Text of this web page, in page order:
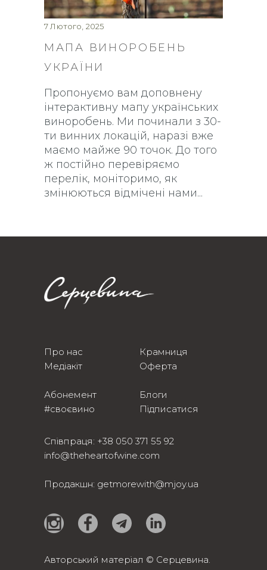
7 Лютого, 2025
МАПА ВИНОРОБЕНЬ
УКРАЇНИ
Пропонуємо вам доповнену
інтерактивну мапу українських
виноробень. Ми починали з 30-
ти винних локацій, наразі вже
маємо майже 90 точок. До того
ж постійно перевіряємо
перелік, моніторимо, як
змінюються відмічені нами
Про нас
Медіакіт
Абонемент
#своєвино
Крамниця
Оферта
Блоги
Підписатися
Співпраця: +38 050 371 55 92
info@theheartofwine.com
Продакшн: getmorewith@mjoy.ua
Авторський матеріал © Серцевина.